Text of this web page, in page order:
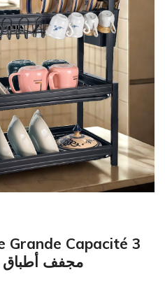
Grande Capacité 3
Tier 52x24x43cm – مجفف أطباق